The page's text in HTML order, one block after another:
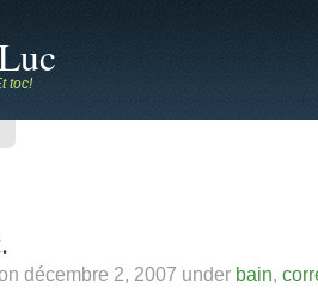
toc!
décembre 2, 2007 under bain,